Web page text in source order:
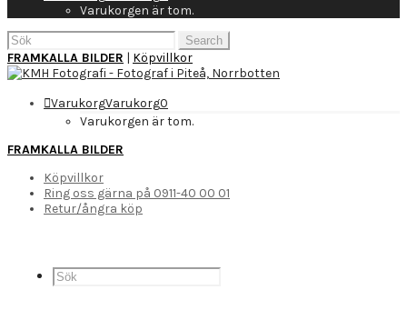
Varukorgen är tom.
Search
for:
FRAMKALLA BILDER | Köpvillkor
VarukorgVarukorg0
Varukorgen är tom.
FRAMKALLA BILDER
Köpvillkor
Ring oss gärna på 0911-40 00 01
Retur/ångra köp